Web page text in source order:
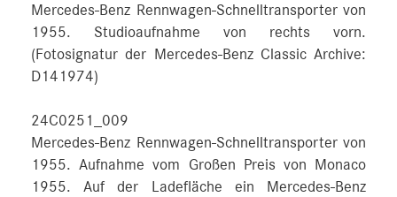
Mercedes-Benz Rennwagen-Schnelltransporter von
1955. Studioaufnahme von rechts vorn.
(Fotosignatur der Mercedes-Benz Classic Archive:
D141974)
24C0251_009
Mercedes-Benz Rennwagen-Schnelltransporter von
1955. Aufnahme vom Großen Preis von Monaco
1955. Auf der Ladefläche ein Mercedes-Benz